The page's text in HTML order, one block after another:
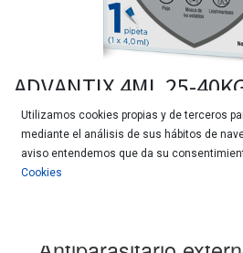
ADVANTIX 4ML 25-
PULGA,GARRAPATA Y
Utilizamos cookies propias y de terceros
mediante el análisis de sus hábitos de
aviso entendemos que da su
Cookies